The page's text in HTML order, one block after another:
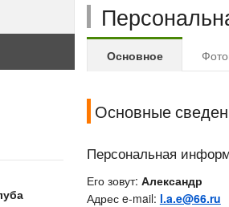
Основное
Основные
Персональная
Его зовут: Александр
Адрес e-mail: l.a.e@66.ru